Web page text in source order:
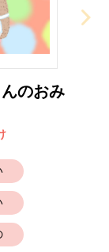
のおみ